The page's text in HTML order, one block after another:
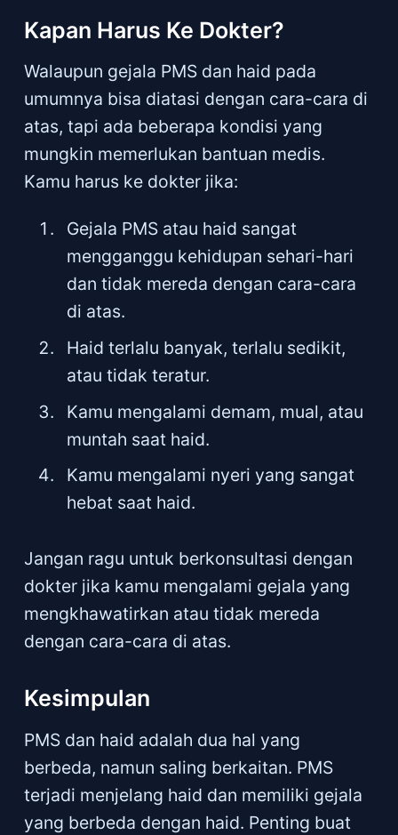
Kapan Harus Ke Dokter?
Walaupun gejala PMS dan haid pada
umumnya bisa diatasi dengan cara-cara di
atas, tapi ada beberapa kondisi yang
mungkin memerlukan bantuan medis.
Kamu harus ke dokter jika:
Gejala PMS atau haid sangat
mengganggu kehidupan sehari-hari
dan tidak mereda dengan cara-cara
di atas.
Haid terlalu banyak, terlalu sedikit,
atau tidak teratur.
Kamu mengalami demam, mual, atau
muntah saat haid.
Kamu mengalami nyeri yang sangat
hebat saat haid.
Jangan ragu untuk berkonsultasi dengan
dokter jika kamu mengalami gejala yang
mengkhawatirkan atau tidak mereda
dengan cara-cara di atas.
Kesimpulan
PMS dan haid adalah dua hal yang
berbeda, namun saling berkaitan. PMS
terjadi menjelang haid dan memiliki gejala
yang berbeda dengan haid. Penting buat